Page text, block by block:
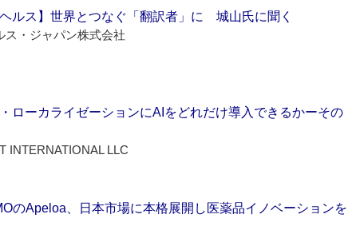
ヘルス】世界とつなぐ「翻訳者」に 城山氏に聞く
ス・ジャパン株式会社
ローカライゼーションにAIをどれだけ導入できるかーその
INTERNATIONAL LLC
のApeloa、日本市場に本格展開し医薬品イノベーションを